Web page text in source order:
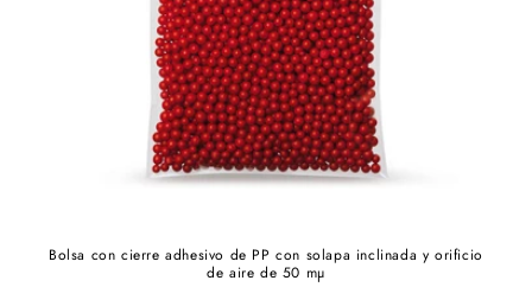
Bolsa con cierre adhesivo de PP con solapa inclinada y orificio
de aire de 50 mµ